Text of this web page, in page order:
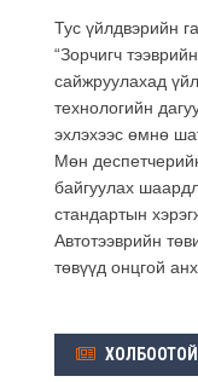
Тус үйлдвэрийн
“Зорчигч
сайжруулахад
технологийн
эхлэхээс өмнө
Мөн
байгуулах
стандартын
Автотээврийн
төвүүд онцгой